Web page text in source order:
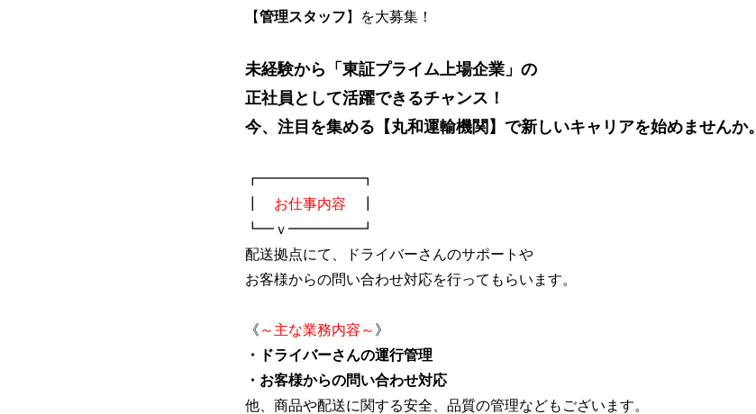
【管理スタッフ 】を大募集！
未経験から「東証プライム上場企業」の
正社員として活躍できるチャンス！
今、注目を集める【丸和運輸機関】で新しいキャリアを始めませんか。
┏━━━━━━━┓
お仕事内容
┗━ｖ━━━━━┛
配送拠点にて、ドライバーさんのサポートや
お客様からの問い合わせ対応を行ってもらいます。
《 ～主な業務内容～ 》
・ドライバーさんの運行管理
・お客様からの問い合わせ対応
他、商品や配送に関する安全、品質の管理などもございます。